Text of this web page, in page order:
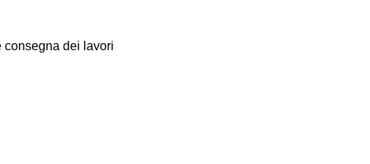
consegna dei lavori